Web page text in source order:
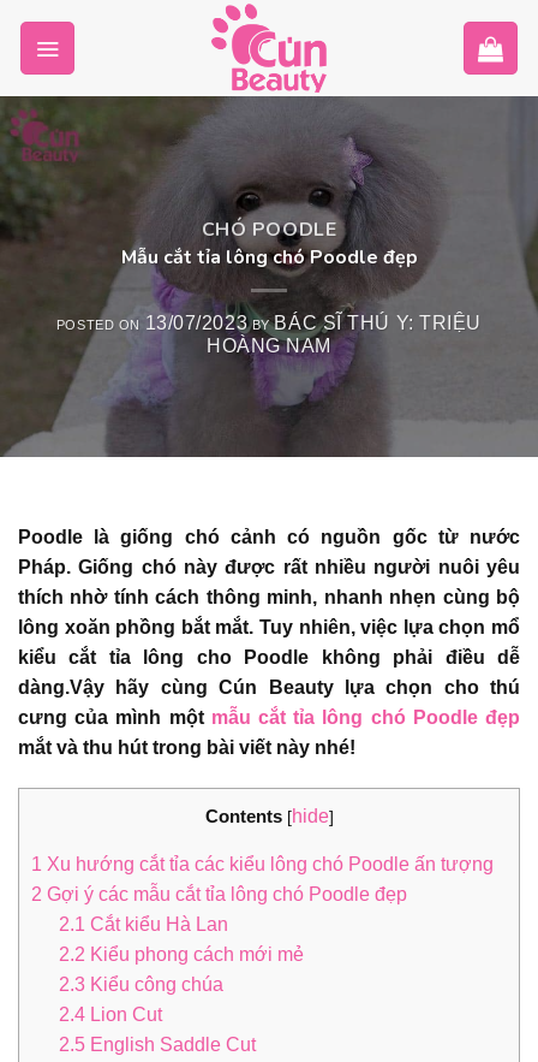
content
CHÓ POODLE
Mẫu cắt tỉa lông chó Poodle đẹp
POSTED ON 13/07/2023BYBÁC SĨ THÚ Y: TRIỆU
HOÀNG NAM
Poodle là giống chó cảnh có nguồn gốc từ nước
Pháp. Giống chó này được rất nhiều người nuôi yêu
thích nhờ tính cách thông minh, nhanh nhẹn cùng bộ
lông xoăn phồng bắt mắt. Tuy nhiên, việc lựa chọn mổ
kiểu cắt tỉa lông cho Poodle không phải điều dễ
dàng.Vậy hãy cùng Cún Beauty lựa chọn cho thú
cưng của mình một mẫu cắt tỉa lông chó Poodle đẹp
mắt và thu hút trong bài viết này nhé!
Contents [hide]
1 Xu hướng cắt tỉa các kiểu lông chó Poodle ấn tượng
2 Gợi ý các mẫu cắt tỉa lông chó Poodle đẹp
2.1 Cắt kiểu Hà Lan
2.2 Kiểu phong cách mới mẻ
2.3Kiểu công chúa
2.4Lion Cut
2.5English Saddle Cut